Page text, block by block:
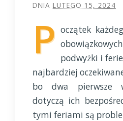
DNIA LUTEGO 15, 2024
P oczątek
podwyżki i
najbardziej
bo dwa pierwsze
dotyczą ich
tymi feriami są